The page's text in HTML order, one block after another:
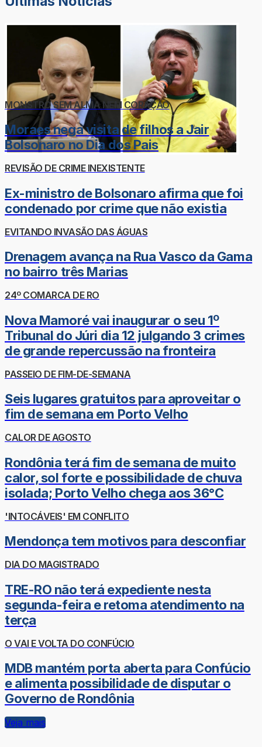
MONSTRO SEM ALMA NEM CORAÇÃO
Moraes nega visita de filhos a Jair
Bolsonaro no Dia dos Pais
REVISÃO DE CRIME INEXISTENTE
Ex-ministro de Bolsonaro afirma que foi
condenado por crime que não existia
EVITANDO INVASÃO DAS ÁGUAS
Drenagem avança na Rua Vasco da Gama
no bairro três Marias
24º COMARCA DE RO
Nova Mamoré vai inaugurar o seu 1º
Tribunal do Júri dia 12 julgando 3 crimes
de grande repercussão na fronteira
PASSEIO DE FIM-DE-SEMANA
Seis lugares gratuitos para aproveitar o
fim de semana em Porto Velho
CALOR DE AGOSTO
Rondônia terá fim de semana de muito
calor, sol forte e possibilidade de chuva
isolada; Porto Velho chega aos 36°C
'INTOCÁVEIS' EM CONFLITO
Mendonça tem motivos para desconfiar
DIA DO MAGISTRADO
TRE-RO não terá expediente nesta
segunda-feira e retoma atendimento na
terça
O VAI E VOLTA DO CONFÚCIO
MDB mantém porta aberta para Confúcio
e alimenta possibilidade de disputar o
Governo de Rondônia
Veja mais